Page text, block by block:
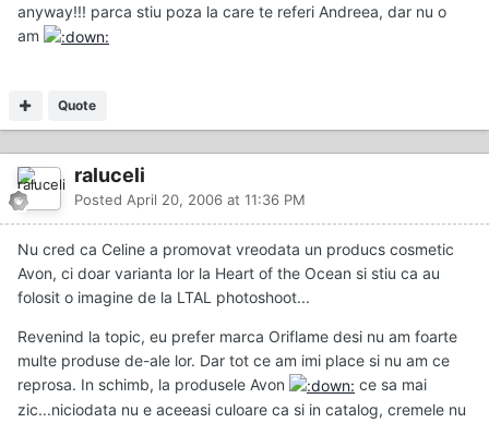
anyway!!! parca stiu poza la care te referi Andreea, dar nu o
am
Quote
raluceli
Posted April 20, 2006 at 11:36 PM
Nu cred ca Celine a promovat vreodata un producs cosmetic
Avon, ci doar varianta lor la Heart of the Ocean si stiu ca au
folosit o imagine de la LTAL photoshoot...
Revenind la topic, eu prefer marca Oriflame desi nu am foarte
multe produse de-ale lor. Dar tot ce am imi place si nu am ce
reprosa. In schimb, la produsele Avon
ce sa mai
zic...niciodata nu e aceeasi culoare ca si in catalog, cremele nu